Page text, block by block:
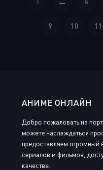
9 10 11
АНИМЕ ОНЛАЙН
Добро пожаловать на
можете наслаждаться
предоставляем
сериалов и фильмов,
качестве.